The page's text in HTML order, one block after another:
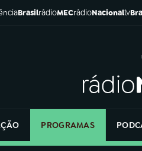
BrasilrádioMECrádioNacionaltv
PROGRAMAS